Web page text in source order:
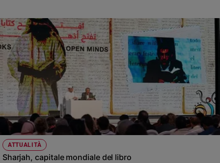
ATTUALITÀ
Sharjah, capitale mondiale del libro